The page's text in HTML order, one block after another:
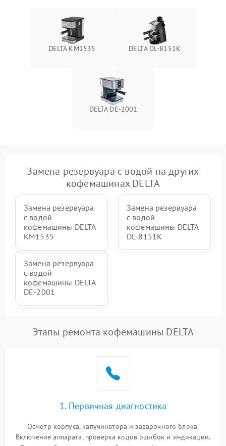
DELTA KM1535 DELTA DL-8151K
DELTA DE-2001
Замена резервуара с водой на других
кофемашинах DELTA
Замена резервуара
с водой
кофемашины DELTA
KM1535
Замена резервуара
с водой
кофемашины DELTA
DL-8151K
Замена резервуара
с водой
кофемашины DELTA
DE-2001
Этапы ремонта кофемашины DELTA
1. Первичная диагностика
Осмотр корпуса, капучинатора и заварочного блока.
Включение аппарата, проверка кодов ошибок и индикации.